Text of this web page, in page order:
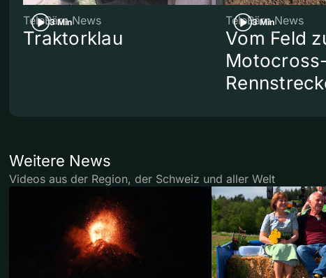
3 Min
TeleBärn News
Traktorklau
3 Min
TeleBärn News
Vom Feld
Weitere News
Videos aus der Region, der Schweiz und aller Welt